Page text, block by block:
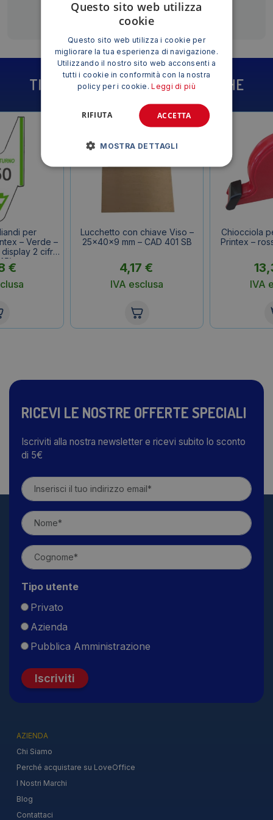
TI POTREBBE INTERESSARE ANCHE
per
– Verde –
2 cifre
€
Lucchetto con chiave Viso –
25x40x9 mm – CAD 401 SB
4,17 €
IVA esclusa
Chiocciola
Printex –
IVA
RICEVI LE NOSTRE OFFERTE SPECIALI
Iscriviti alla nostra newsletter e ricevi subito lo sconto
di 5€
Tipo utente
Privato
Azienda
Pubblica Amministrazione
Iscriviti
AZIENDA
Chi Siamo
Perché acquistare su LoveOffice
I Nostri Marchi
Blog
Contattaci
Questo sito web utilizza
cookie
Questo sito web utilizza i cookie per
migliorare la tua esperienza di navigazione.
Utilizzando il nostro sito web acconsenti a
tutti i cookie in conformità con la nostra
policy per i cookie.Leggi di più
ACCETTA
RIFIUTA
MOSTRA DETTAGLI